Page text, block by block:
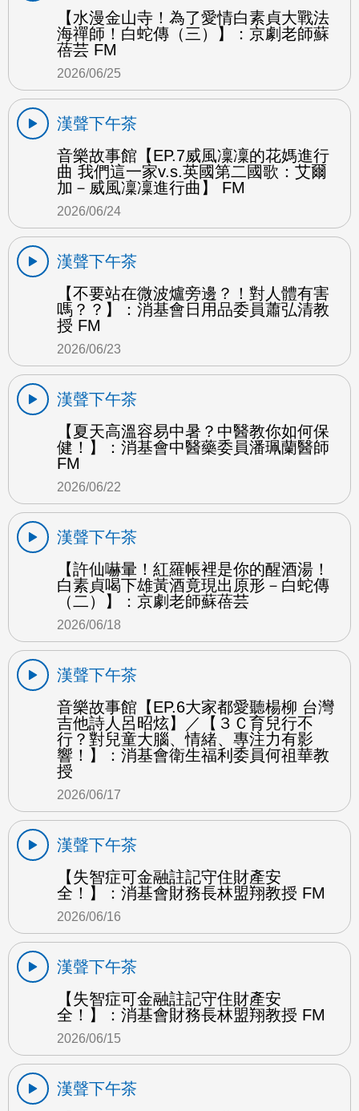
【水漫金山寺！為了愛情白素貞大戰法
海禪師！白蛇傳（三）】：京劇老師蘇
蓓芸 FM
2026/06/25
漢聲下午茶
音樂故事館【EP.7威風凜凜的花媽進行
曲 我們這一家v.s.英國第二國歌：艾爾
加－威風凜凜進行曲】 FM
2026/06/24
漢聲下午茶
【不要站在微波爐旁邊？！對人體有害
嗎？？】：消基會日用品委員蕭弘清教
授 FM
2026/06/23
漢聲下午茶
【夏天高溫容易中暑？中醫教你如何保
健！】：消基會中醫藥委員潘珮蘭醫師
FM
2026/06/22
漢聲下午茶
【許仙嚇暈！紅羅帳裡是你的醒酒湯！
白素貞喝下雄黃酒竟現出原形－白蛇傳
（二）】：京劇老師蘇蓓芸
2026/06/18
漢聲下午茶
音樂故事館【EP.6大家都愛聽楊柳 台灣
吉他詩人呂昭炫】／【３Ｃ育兒行不
行？對兒童大腦、情緒、專注力有影
響！】：消基會衛生福利委員何祖華教
授
2026/06/17
漢聲下午茶
【失智症可金融註記守住財產安
全！】：消基會財務長林盟翔教授 FM
2026/06/16
漢聲下午茶
【失智症可金融註記守住財產安
全！】：消基會財務長林盟翔教授 FM
2026/06/15
漢聲下午茶